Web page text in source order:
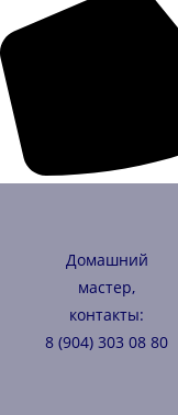
Домашний
мастер,
контакты:
8 (904) 303 08 80